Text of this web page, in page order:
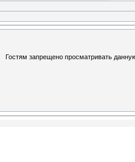
Гостям запрещено просматривать